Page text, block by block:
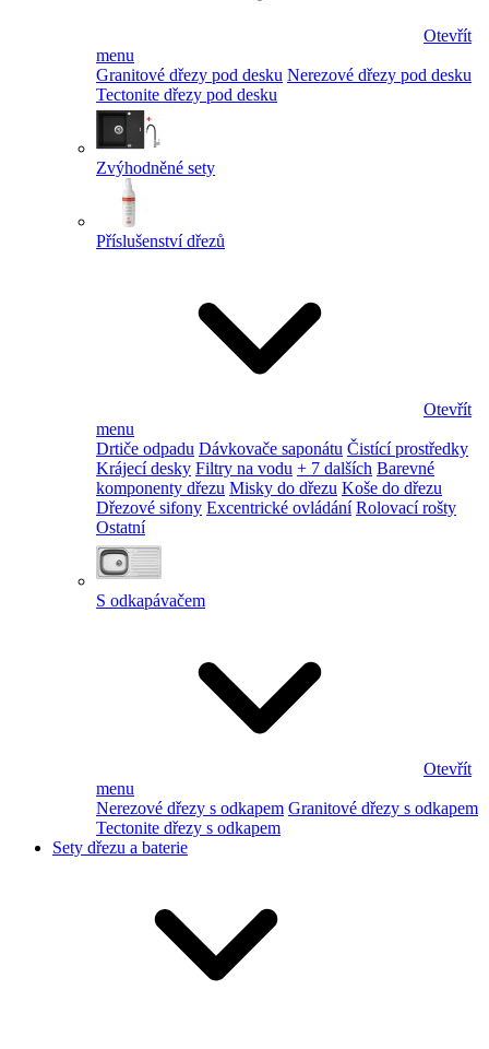
Otevřít
menu
Granitové dřezy pod desku Nerezové dřezy pod desku
Tectonite dřezy pod desku
Zvýhodněné sety
Příslušenství dřezů
Otevřít
menu
Drtiče odpadu Dávkovače saponátu Čistící prostředky
Krájecí desky Filtry na vodu + 7 dalších Barevné
komponenty dřezu Misky do dřezu Koše do dřezu
Dřezové sifony Excentrické ovládání Rolovací rošty
Ostatní
S odkapávačem
Otevřít
menu
Nerezové dřezy s odkapem Granitové dřezy s odkapem
Tectonite dřezy s odkapem
Sety dřezu a baterie